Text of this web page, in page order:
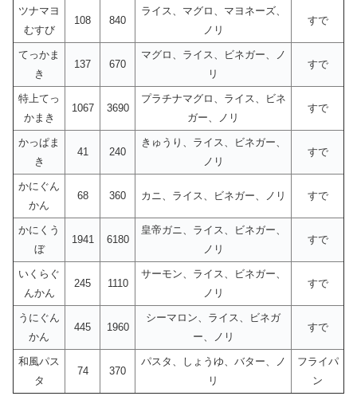
ツナマヨ
むすび
108 840
ライス、マグロ、マヨネーズ、
ノリ
すで
てっかま
き
137 670
マグロ、ライス、ビネガー、ノ
リ
すで
特上てっ
かまき
1067 3690
プラチナマグロ、ライス、ビネ
ガー、ノリ
すで
かっぱま
き
41 240
きゅうり、ライス、ビネガー、
ノリ
すで
かにぐん
かん
68 360 カニ、ライス、ビネガー、ノリ すで
かにくう
ぼ
1941 6180
皇帝ガニ、ライス、ビネガー、
ノリ
すで
いくらぐ
んかん
245 1110
サーモン、ライス、ビネガー、
ノリ
すで
うにぐん
かん
445 1960
シーマロン、ライス、ビネガ
ー、ノリ
すで
和風パス
タ
74 370
パスタ、しょうゆ、バター、ノ
リ
フライパ
ン